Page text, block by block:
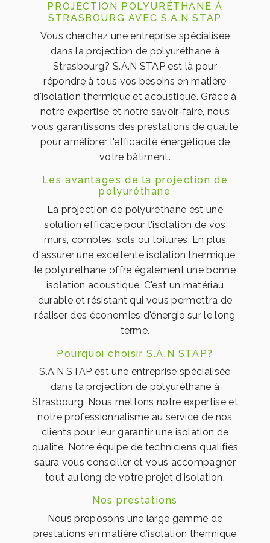
PROJECTION POLYURÉTHANE À
STRASBOURG AVEC S.A.N STAP
Vous cherchez une entreprise spécialisée
dans la projection de polyuréthane à
Strasbourg? S.A.N STAP est là pour
répondre à tous vos besoins en matière
d'isolation thermique et acoustique. Grâce à
notre expertise et notre savoir-faire, nous
vous garantissons des prestations de qualité
pour améliorer l'efficacité énergétique de
votre bâtiment.
Les avantages de la projection de
polyuréthane
La projection de polyuréthane est une
solution efficace pour l'isolation de vos
murs, combles, sols ou toitures. En plus
d'assurer une excellente isolation thermique,
le polyuréthane offre également une bonne
isolation acoustique. C'est un matériau
durable et résistant qui vous permettra de
réaliser des économies d'énergie sur le long
terme.
Pourquoi choisir S.A.N STAP?
S.A.N STAP est une entreprise spécialisée
dans la projection de polyuréthane à
Strasbourg. Nous mettons notre expertise et
notre professionnalisme au service de nos
clients pour leur garantir une isolation de
qualité. Notre équipe de techniciens qualifiés
saura vous conseiller et vous accompagner
tout au long de votre projet d'isolation.
Nos prestations
Nous proposons une large gamme de
prestations en matière d'isolation thermique